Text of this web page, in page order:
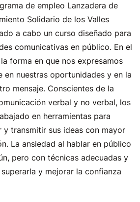
de empleo Lanzadera de
Solidario de los Valles
a cabo un curso diseñado para
comunicativas en público. En el
forma en que nos expresamos
en nuestras oportunidades y en la
mensaje. Conscientes de la
verbal y no verbal, los
en herramientas para
y transmitir sus ideas con mayor
La ansiedad al hablar en público
pero con técnicas adecuadas y
y mejorar la confianza